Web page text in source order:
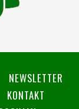
NEWSLETTER
KONTAKT